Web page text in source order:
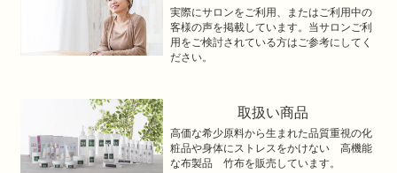
実際にサロンをご利用、またはご利用中の
客様の声を掲載しています。当サロンご利
用をご検討されている方はご参考にしてく
ださい。
取扱い商品
高価な希少原料から生まれた品質重視の化
粧品や身体にストレスをかけない 高機能
な布製品 竹布を販売しています。